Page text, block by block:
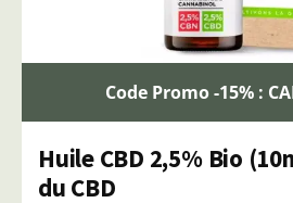
Code Promo -15% :
Huile CBD 2,5% Bio
du CBD